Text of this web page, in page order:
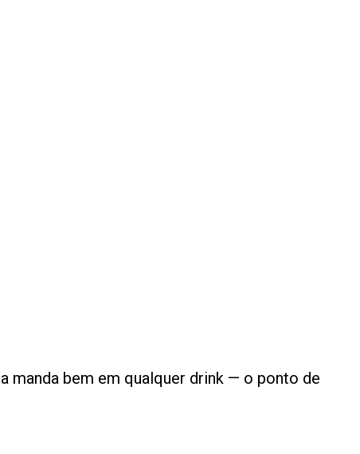
manda bem em qualquer drink — o ponto de